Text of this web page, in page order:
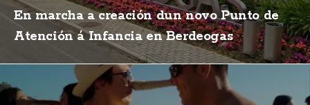
En marcha a creación dun novo Punto de
Atención á Infancia en Berdeogas